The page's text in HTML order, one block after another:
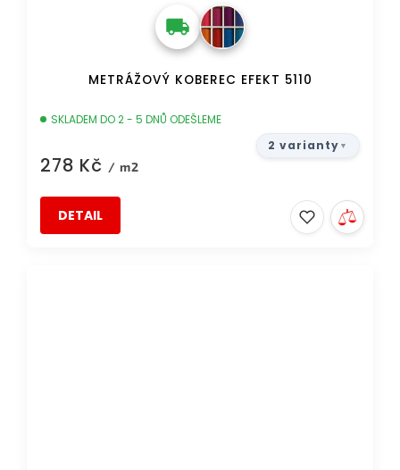
METRÁŽOVÝ KOBEREC EFEKT 5110
SKLADEM DO 2 - 5 DNŮ ODEŠLEME
278 Kč / m2
DETAIL
2 varianty